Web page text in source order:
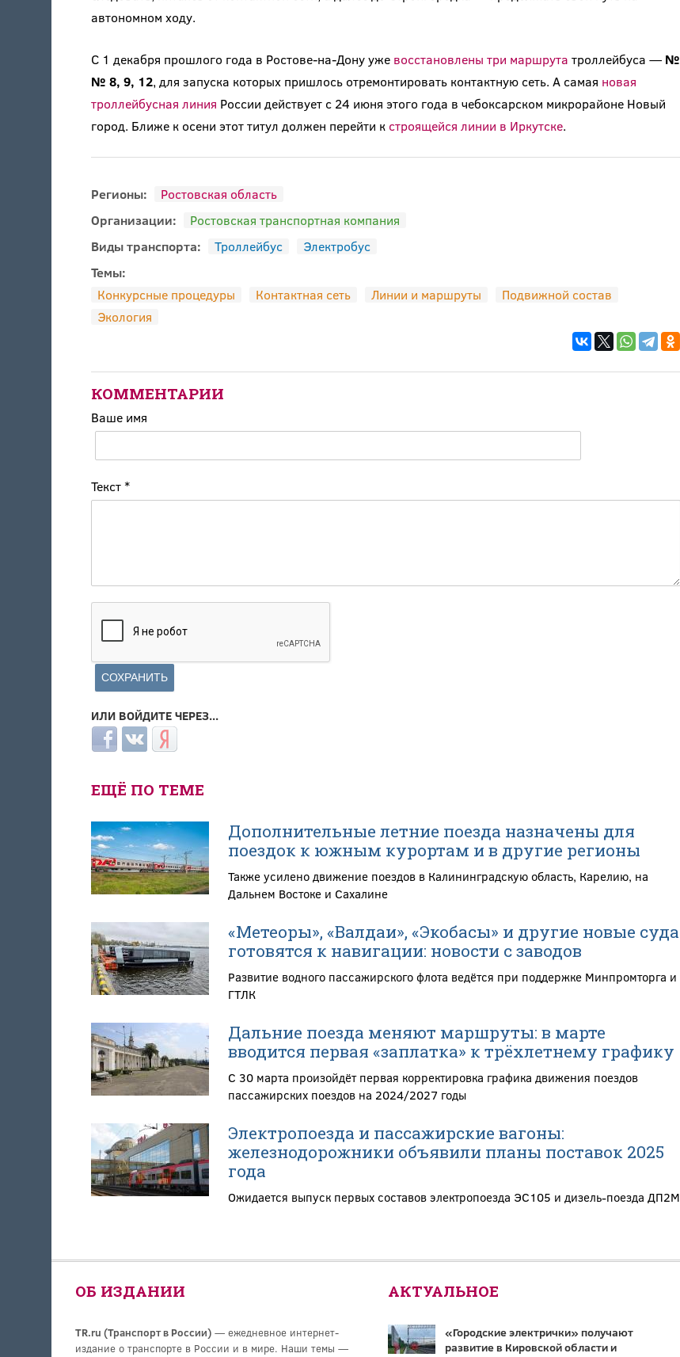
автономном ходу.
С 1 декабря прошлого года в Ростове-на-Дону уже восстановлены три маршрута троллейбуса — №
№ 8, 9, 12, для запуска которых пришлось отремонтировать контактную сеть. А самая новая
троллейбусная линия России действует с 24 июня этого года в чебоксарском микрорайоне Новый
город. Ближе к осени этот титул должен перейти к строящейся линии в Иркутске.
Регионы:
Ростовская область
Организации:
Ростовская транспортная компания
Виды транспорта:
Троллейбус
Электробус
Темы:
Конкурсные процедуры
Контактная сеть Линии и маршруты
Подвижной состав
Экология
КОММЕНТАРИИ
Ваше имя
Текст *
ИЛИ ВОЙДИТЕ ЧЕРЕЗ...
Login with Facebook
Login with ВКонтакте
Login with Яндекс
ЕЩЁ ПО ТЕМЕ
Дополнительные летние поезда назначены для
поездок к южным курортам и в другие регионы
Также усилено движение поездов в Калининградскую область, Карелию, на
Дальнем Востоке и Сахалине
«Метеоры», «Валдаи», «Экобасы» и другие новые суда
готовятся к навигации: новости с заводов
Развитие водного пассажирского флота ведётся при поддержке Минпромторга и
ГТЛК
Дальние поезда меняют маршруты: в марте
вводится первая «заплатка» к трёхлетнему графику
С 30 марта произойдёт первая корректировка графика движения поездов
пассажирских поездов на 2024/2027 годы
Электропоезда и пассажирские вагоны:
железнодорожники объявили планы поставок 2025
года
Ожидается выпуск первых составов электропоезда ЭС105 и дизель-поезда ДП2М
ОБ ИЗДАНИИ
TR.ru (Транспорт в России)— ежедневное интернет-
издание о транспорте в России и в мире. Наши темы —
АКТУАЛЬНОЕ
«Городские электрички» получают
развитие в Кировской области и